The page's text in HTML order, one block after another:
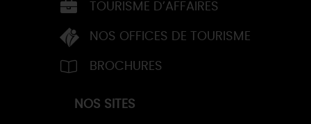
TOURISME D’AFFAIRES
NOS OFFICES DE TOURISME
BROCHURES
NOS SITES